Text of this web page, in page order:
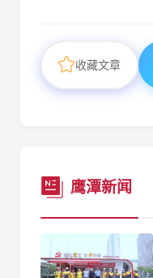
收藏文章
鹰潭新闻